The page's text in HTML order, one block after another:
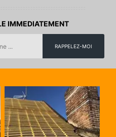
IMMEDIATEMENT